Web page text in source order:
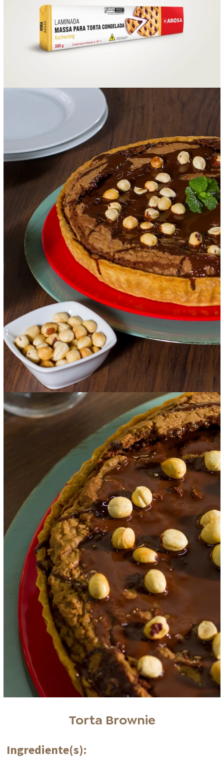
INVERNO SAC ACESSO PARA PARCEIROS
Torta Brownie
Ingrediente(s):